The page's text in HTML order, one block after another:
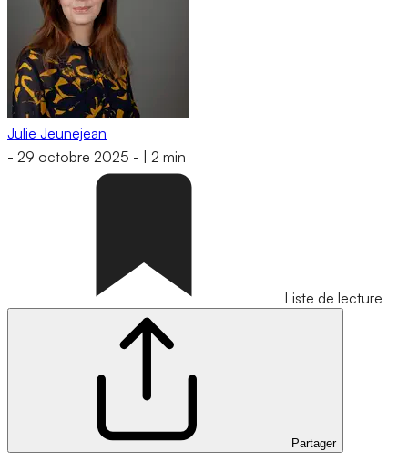
Julie Jeunejean
- 29 octobre 2025 - 2 min
Liste de lecture
Partager